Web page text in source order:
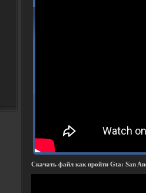
Скачать файл как пройти Gta: San